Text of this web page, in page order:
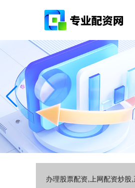
办理股票配资,上网配资炒